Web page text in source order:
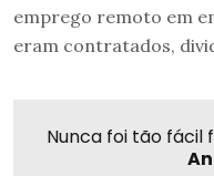
emprego remoto em
eram contratados,
Nunca foi tão